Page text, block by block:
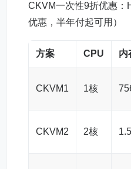
CKVM一次性9折优惠：
优惠，半年付起可用）
方案 CPU 内
CKVM1 1核
CKVM2 2核